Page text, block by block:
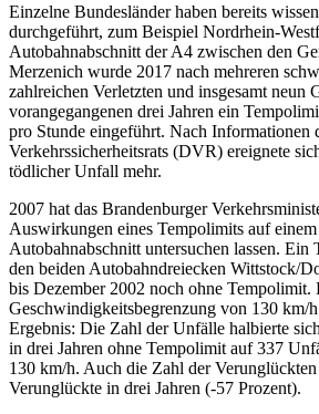
Einzelne Bundesländer haben bereits
durchgeführt, zum Beispiel Nordrhein-
Autobahnabschnitt der A4 zwischen den
Merzenich wurde 2017 nach mehreren
zahlreichen Verletzten und insgesamt neun
vorangegangenen drei Jahren ein
pro Stunde eingeführt. Nach Informationen
Verkehrssicherheitsrats (DVR) ereignete
tödlicher Unfall mehr.
2007 hat das Brandenburger
Auswirkungen eines Tempolimits auf
Autobahnabschnitt untersuchen lassen. Ein
den beiden Autobahndreiecken Wittstock/
bis Dezember 2002 noch ohne Tempolimit.
Geschwindigkeitsbegrenzung von 130 km/
Ergebnis: Die Zahl der Unfälle halbierte
in drei Jahren ohne Tempolimit auf 337
130 km/h. Auch die Zahl der
Verunglückte in drei Jahren (-57 Prozent).